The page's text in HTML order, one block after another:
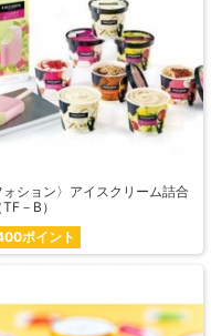
ォション〉アイスクリーム詰合
－B）
ポイント